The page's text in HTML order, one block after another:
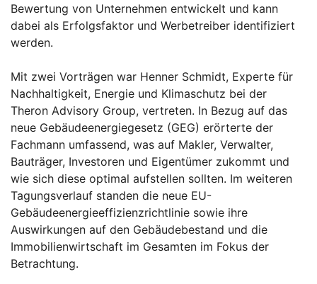
Bewertung von Unternehmen entwickelt und kann
dabei als Erfolgsfaktor und Werbetreiber identifiziert
werden.
Mit zwei Vorträgen war Henner Schmidt, Experte für
Nachhaltigkeit, Energie und Klimaschutz bei der
Theron Advisory Group, vertreten. In Bezug auf das
neue Gebäudeenergiegesetz (GEG) erörterte der
Fachmann umfassend, was auf Makler, Verwalter,
Bauträger, Investoren und Eigentümer zukommt und
wie sich diese optimal aufstellen sollten. Im weiteren
Tagungsverlauf standen die neue EU-
Gebäudeenergieeffizienzrichtlinie sowie ihre
Auswirkungen auf den Gebäudebestand und die
Immobilienwirtschaft im Gesamten im Fokus der
Betrachtung.